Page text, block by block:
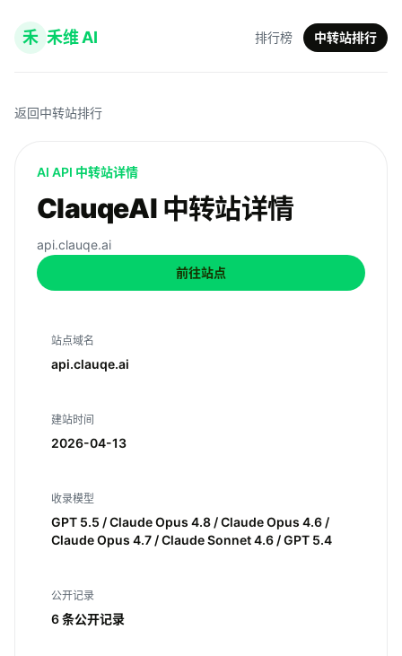
禾 禾维 AI 排行榜 中转站排行
返回中转站排行
AI API 中转站详情
ClauqeAI 中转站详情
api.clauqe.ai
前往站点
站点域名
api.clauqe.ai
建站时间
2026-04-13
收录模型
GPT 5.5 / Claude Opus 4.8 / Claude Opus 4.6 /
Claude Opus 4.7 / Claude Sonnet 4.6 / GPT 5.4
公开记录
6 条公开记录